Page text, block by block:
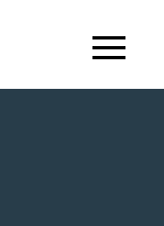
de connexion